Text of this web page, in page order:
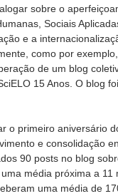
sobre o
Sociais
e a
como por
de um blog
15 Anos. O blog
o primeiro aniversário
e consolidação
90 posts no blog
média próxima a
uma média de